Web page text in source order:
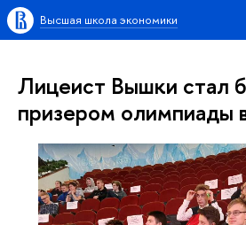
Высшая школа экономики
Лицеист Вышки стал
призером олимпиады